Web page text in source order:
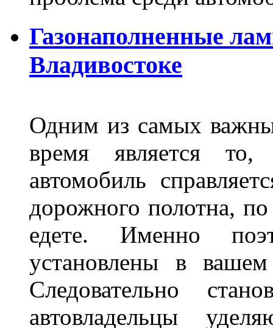
Газонаполненные
Владивостоке
Одним из самых
время является то,
автомобиль
дорожного полотна,
едете. Именно
установлены в
Следовательно
автовладельцы